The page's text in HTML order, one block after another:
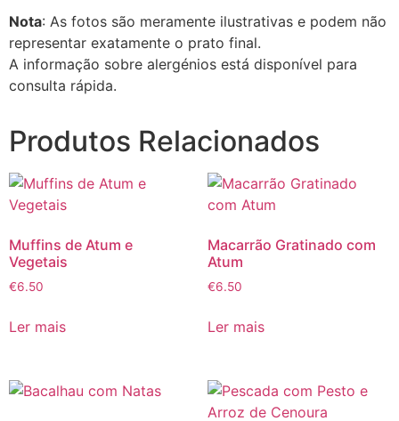
Nota: As fotos são meramente ilustrativas e podem não
representar exatamente o prato final.
A informação sobre alergénios está disponível para
consulta rápida.
Produtos Relacionados
Muffins de Atum e
Vegetais
€6.50
Ler mais
Macarrão Gratinado com
Atum
€6.50
Ler mais